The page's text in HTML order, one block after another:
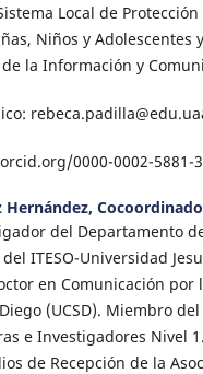
Local de
Niños y Adolescentes
la Información y
0000-0002-5881-
Hernández,
del Departamento
ITESO-Universidad
en Comunicación por
(UCSD). Miembro
e Investigadores Nivel
de Recepción de la